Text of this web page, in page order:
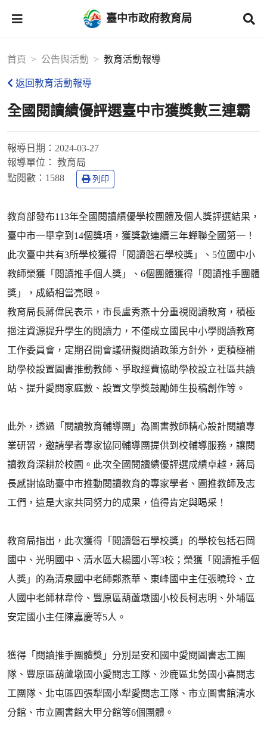
臺中市政府教育局
首頁 公告與活動 教育活動報導
返回教育活動報導
全國閱讀績優評選臺中市獲獎數三連霸
報導日期： 2024-03-27
報導單位：
教育局
點閱數： 1588 列印
教育部發布113年全國閱讀績優學校團體及個人獎評選結果，
臺中市一舉拿到14個獎項，獲獎數連續三年蟬聯全國第一！
此次臺中共有3所學校獲得「閱讀磐石學校獎」、5位國中小
教師榮獲「閱讀推手個人獎」、6個團體獲得「閱讀推手團體
獎」，成績相當亮眼。
教育局長蔣偉民表示，市長盧秀燕十分重視閱讀教育，積極
挹注資源提升學生的閱讀力，不僅成立國民中小學閱讀教育
工作委員會，定期召開會議研擬閱讀政策方針外，更積極補
助學校設置圖書推動教師、爭取經費協助學校設立社區共讀
站、提升愛閱家庭數、設置文學獎鼓勵師生投稿創作等。
此外，透過「閱讀教育輔導團」為圖書教師精心設計閱讀專
業研習，邀請學者專家協同輔導團提供到校輔導服務，讓閱
讀教育深耕於校園。此次全國閱讀績優評選成績卓越，蔣局
長感謝協助臺中市推動閱讀教育的專家學者、圖推教師及志
工們，這是大家共同努力的成果，值得肯定與喝采！
教育局指出，此次獲得「閱讀磐石學校獎」的學校包括石岡
國中、光明國中、清水區大楊國小等3校；榮獲「閱讀推手個
人獎」的為清泉國中老師鄭燕華、東峰國中主任張曉玲、立
人國中老師林韋伶、豐原區葫蘆墩國小校長柯志明、外埔區
安定國小主任陳嘉慶等5人。
獲得「閱讀推手團體獎」分別是安和國中愛閱圖書志工團
隊、豐原區葫蘆墩國小愛閱志工隊、沙鹿區北勢國小喜閱志
工團隊、北屯區四張犁國小犁愛閱志工隊、市立圖書館清水
分館、市立圖書館大甲分館等6個團體。